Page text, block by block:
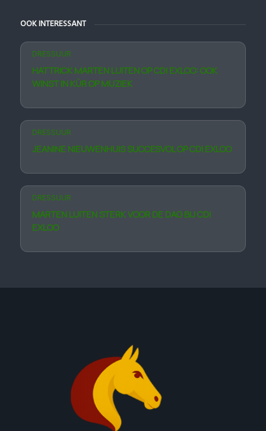
OOK INTERESSANT
DRESSUUR
HATTRICK MARTEN LUITEN OP CDI EXLOO: OOK
WINST IN KÜR OP MUZIEK
DRESSUUR
JEANINE NIEUWENHUIS SUCCESVOL OP CDI EXLOO
DRESSUUR
MARTEN LUITEN STERK VOOR DE DAG BIJ CDI
EXLOO